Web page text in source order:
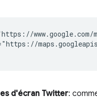
www.google.com/
d'écran Twitter: